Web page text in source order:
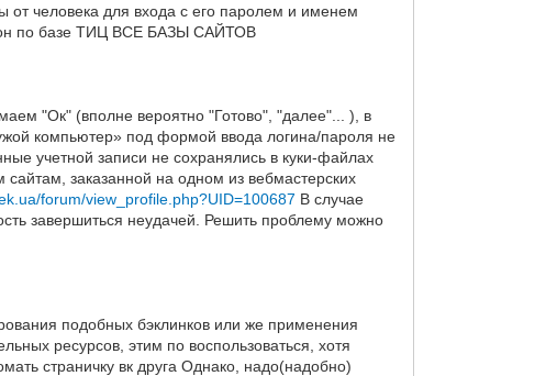
от человека для входа с его паролем и именем
по базе ТИЦ ВСЕ БАЗЫ САЙТОВ
"Ок" (вполне вероятно "Готово", "далее"... ), в
компьютер» под формой ввода логина/пароля не
учетной записи не сохранялись в куки-файлах
сайтам, заказанной на одном из вебмастерских
forum/view_profile.php?UID=100687 В случае
завершиться неудачей. Решить проблему можно
подобных бэклинков или же применения
ресурсов, этим по воспользоваться, хотя
страничку вк друга Однако, надо(надобно)